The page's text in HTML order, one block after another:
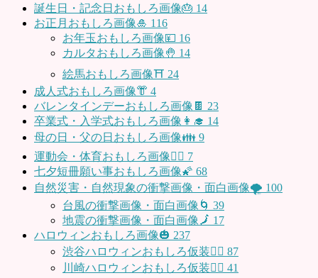
誕生日・記念日おもしろ画像🎂 14
お正月おもしろ画像🎍 116
お年玉おもしろ画像💴 16
カルタおもしろ画像🤚 14
絵馬おもしろ画像⛩ 24
成人式おもしろ画像👘 4
バレンタインデーおもしろ画像🍫 23
卒業式・入学式おもしろ画像👩‍🎓 14
母の日・父の日おもしろ画像👪 9
運動会・体育おもしろ画像🤸‍♂️ 7
七夕短冊願い事おもしろ画像🌠 68
自然災害・自然現象の衝撃画像・面白画像🌪 100
台風の衝撃画像・面白画像🌀 39
地震の衝撃画像・面白画像🗾 17
ハロウィンおもしろ画像🎃 237
渋谷ハロウィンおもしろ仮装👯‍♂️ 87
川崎ハロウィンおもしろ仮装🧞‍♀️ 41